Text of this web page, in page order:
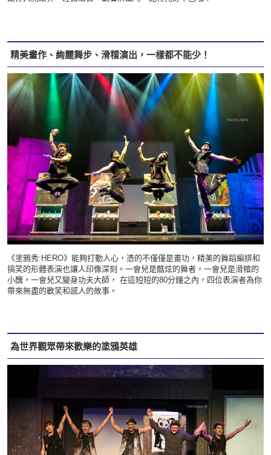
精美畫作、絢麗舞步、滑稽演出，一樣都不能少！​
《塗鴉秀:HERO》能夠打動人心，憑的不僅僅是畫功，精美的舞蹈編排和
搞笑的形體表演也讓人印像深刻。一會兒是酷炫的舞者，一會兒是滑稽的
小醜，一會兒又變身功夫大師， 在這短短的80分鐘之內，四位表演者為你
帶來無盡的歡笑和感人的故事。
為世界觀眾帶來歡樂的塗鴉英雄